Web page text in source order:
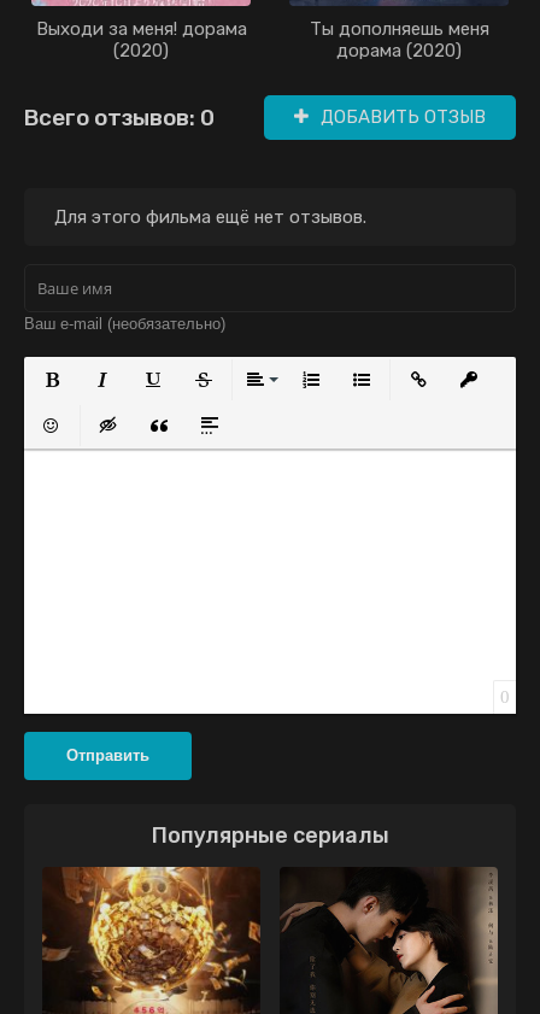
Выходи за меня! дорама
(2020)
Ты дополняешь меня
дорама (2020)
Всего отзывов: 0 ДОБАВИТЬ ОТЗЫВ
Для этого фильма ещё нет отзывов.
Вставить смайлик
Вставка скрытого текста
Вставка цитаты
Вставка спойлера
0
Отправить
Популярные сериалы